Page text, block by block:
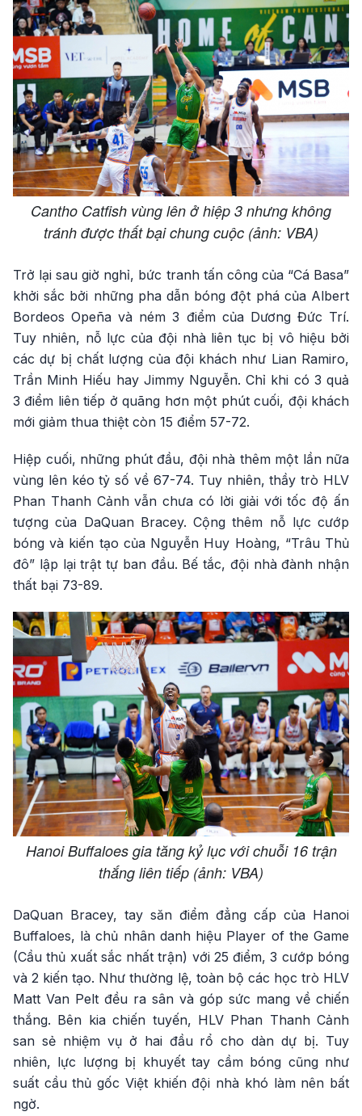
Cantho Catfish vùng lên ở hiệp 3 nhưng không
tránh được thất bại chung cuộc (ảnh: VBA)
Trở lại sau giờ nghỉ, bức tranh tấn công của “Cá Basa”
khởi sắc bởi những pha dẫn bóng đột phá của Albert
Bordeos Opeña và ném 3 điểm của Dương Đức Trí.
Tuy nhiên, nỗ lực của đội nhà liên tục bị vô hiệu bởi
các dự bị chất lượng của đội khách như Lian Ramiro,
Trần Minh Hiếu hay Jimmy Nguyễn. Chỉ khi có 3 quả
3 điểm liên tiếp ở quãng hơn một phút cuối, đội khách
mới giảm thua thiệt còn 15 điểm 57-72.
Hiệp cuối, những phút đầu, đội nhà thêm một lần nữa
vùng lên kéo tỷ số về 67-74. Tuy nhiên, thầy trò HLV
Phan Thanh Cảnh vẫn chưa có lời giải với tốc độ ấn
tượng của DaQuan Bracey. Cộng thêm nỗ lực cướp
bóng và kiến tạo của Nguyễn Huy Hoàng, “Trâu Thủ
đô” lập lại trật tự ban đầu. Bế tắc, đội nhà đành nhận
thất bại 73-89.
Hanoi Buffaloes gia tăng kỷ lục với chuỗi 16 trận
thắng liên tiếp (ảnh: VBA)
DaQuan Bracey, tay săn điểm đẳng cấp của Hanoi
Buffaloes, là chủ nhân danh hiệu Player of the Game
(Cầu thủ xuất sắc nhất trận) với 25 điểm, 3 cướp bóng
và 2 kiến tạo. Như thường lệ, toàn bộ các học trò HLV
Matt Van Pelt đều ra sân và góp sức mang về chiến
thắng. Bên kia chiến tuyến, HLV Phan Thanh Cảnh
san sẻ nhiệm vụ ở hai đầu rổ cho dàn dự bị. Tuy
nhiên, lực lượng bị khuyết tay cầm bóng cũng như
suất cầu thủ gốc Việt khiến đội nhà khó làm nên bất
ngờ.